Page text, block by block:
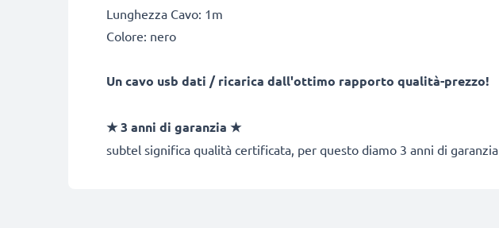
Lunghezza Cavo: 1m
Colore: nero
Un cavo usb dati / ricarica dall'ottimo rapporto qualità-prezzo!
★3 anni di garanzia ★
subtel significa qualità certificata, per questo diamo 3 anni di garanzia